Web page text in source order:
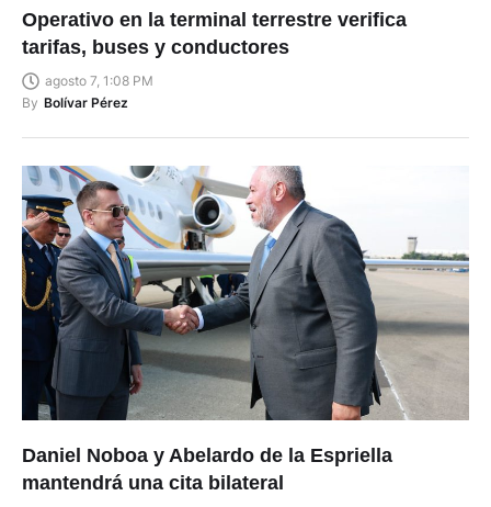
Operativo en la terminal terrestre verifica
tarifas, buses y conductores
agosto 7, 1:08 PM
By Bolívar Pérez
Daniel Noboa y Abelardo de la Espriella
mantendrá una cita bilateral